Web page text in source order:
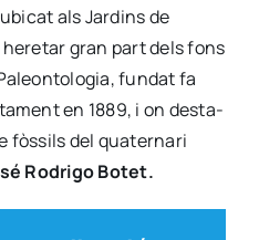
ubi­cat als Jar­dins de
gran part dels fons
fun­dat fa
en 1889, i on des­ta­
fòs­sils del qua­ter­na­ri
Rodri­go Botet.